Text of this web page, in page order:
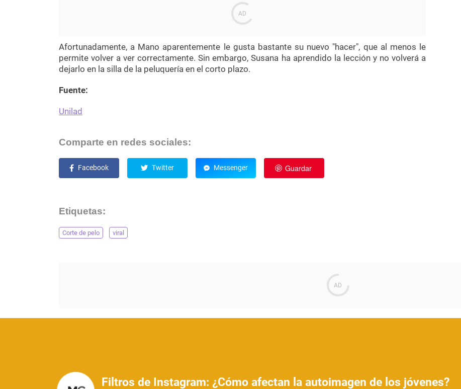
Afortunadamente, a Mano aparentemente le gusta bastante su nuevo "hacer", que al menos le
permite volver a ver correctamente. Sin embargo, Susana ha aprendido la lección y no volverá a
dejarlo en la silla de la peluquería en el corto plazo.
Fuente:
Unilad
Comparte en redes sociales:
Facebook Twitter Messenger Guardar
Etiquetas:
Corte de pelo viral
Filtros de Instagram: ¿Cómo afectan la autoimagen de los jóvenes?